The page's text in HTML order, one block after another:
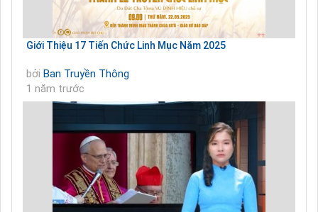
Giới Thiệu 17 Tiến Chức Linh Mục Năm 2025
bởi Ban Truyền Thông
1 năm trước